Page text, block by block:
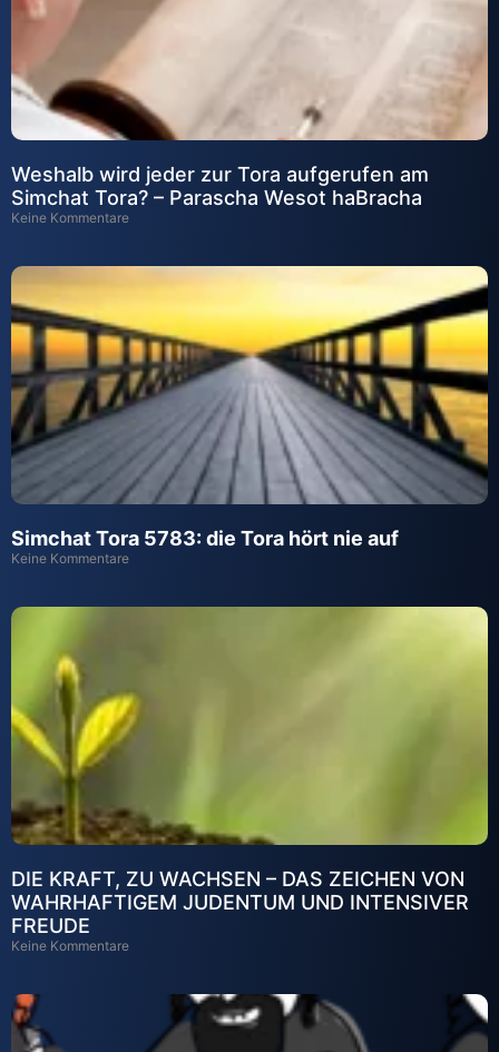
Weshalb wird jeder zur Tora aufgerufen am
Simchat Tora? – Parascha Wesot haBracha
Keine Kommentare
Simchat Tora 5783: die Tora hört nie auf
Keine Kommentare
DIE KRAFT, ZU WACHSEN – DAS ZEICHEN VON
WAHRHAFTIGEM JUDENTUM UND INTENSIVER
FREUDE
Keine Kommentare